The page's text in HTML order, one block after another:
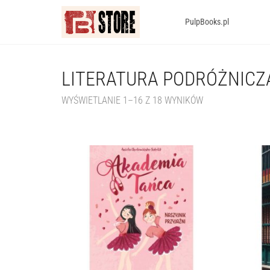
PulpBooks.pl
LITERATURA
WYŚWIETLANIE 1–16 Z 18 WYNIKÓW